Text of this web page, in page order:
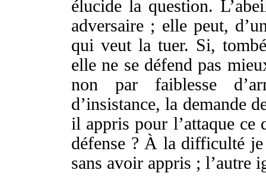
élucide la question. L’
adversaire ; elle peut,
qui veutla tuer. Si,
elle ne se défendpas
non par faiblessed’
d’insistance, la demande
il appris pour l’attaquece
défense ? À la difficulté
sans avoir appris ; l’autre